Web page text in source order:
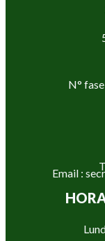
N°
Email :